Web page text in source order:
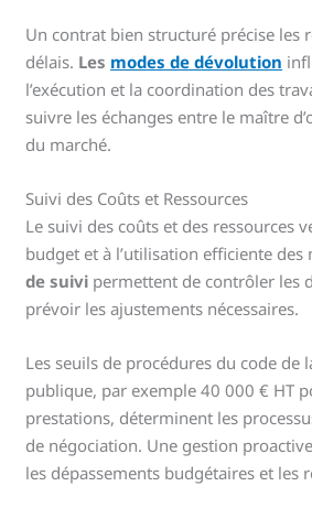
Un contrat bien structuré précise les
délais. Les modes de dévolution
l’exécution et la coordination des
suivre les échanges entre le maître
du marché.
Suivi des Coûts et Ressources
Le suivi des coûts et des ressources
budget et à l’utilisation efficiente des
de suivi permettent de contrôler les
prévoir les ajustements nécessaires.
Les seuils de procédures du code de
publique, par exemple 40 000 € HT
prestations, déterminent les
de négociation. Une gestion
les dépassements budgétaires et les